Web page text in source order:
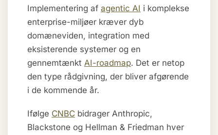
Implementering af agentic AI i komplekse
enterprise-miljøer kræver dyb
domæneviden, integration med
eksisterende systemer og en
gennemtænkt AI-roadmap. Det er netop
den type rådgivning, der bliver afgørende
i de kommende år.
Ifølge CNBC bidrager Anthropic,
Blackstone og Hellman & Friedman hver